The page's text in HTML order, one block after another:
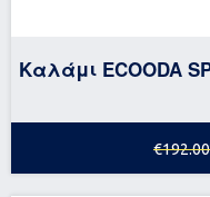
Καλάμι ECOODA
€192.00